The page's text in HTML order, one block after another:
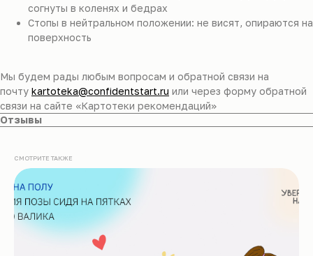
согнуты в коленях и бедрах
Стопы в нейтральном положении: не висят, опираются на
поверхность
Мы будем рады любым вопросам и обратной связи на
почту kartoteka@confidentstart.ru или через форму обратной
связи на сайте «Картотеки рекомендаций»
Отзывы
СМОТРИТЕ ТАКЖЕ